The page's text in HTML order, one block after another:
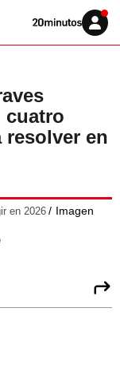
Volver
Iniciar
sesión
cuatro
resolver en
en 2026
Imagen